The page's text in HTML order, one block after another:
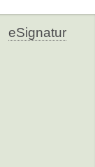
eSignatur